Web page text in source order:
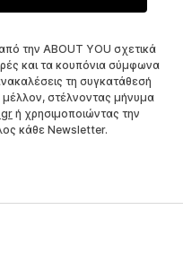
την ABOUT YOU σχετικά
και τα κουπόνια σύμφωνα
τη συγκατάθεσή
μέλλον, στέλνοντας μήνυμα
ή χρησιμοποιώντας την
κάθε Newsletter.